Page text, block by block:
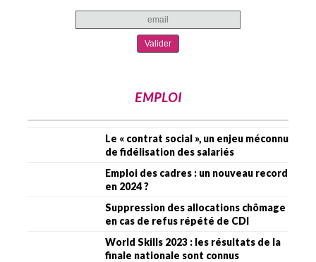
EMPLOI
Le « contrat social », un enjeu méconnu
de fidélisation des salariés
Emploi des cadres : un nouveau record
en 2024 ?
Suppression des allocations chômage
en cas de refus répété de CDI
World Skills 2023 : les résultats de la
finale nationale sont connus